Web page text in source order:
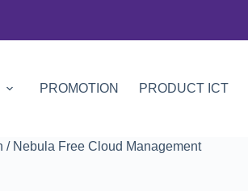
PROMOTION PRODUCT ICT